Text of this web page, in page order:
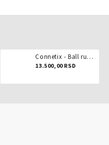
Connetix - Ball run pastel 106 delova
13.500,00 RSD